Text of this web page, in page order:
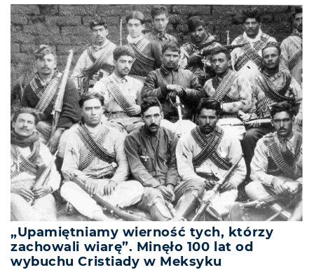
„Upamiętniamy wierność tych, którzy
zachowali wiarę”. Minęło 100 lat od
wybuchu Cristiady w Meksyku